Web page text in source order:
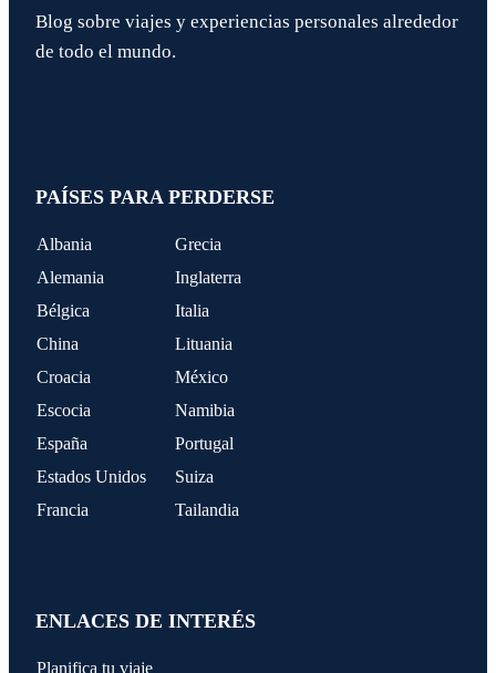
Blog sobre viajes y experiencias personales alrededor
de todo el mundo.
PAÍSES PARA PERDERSE
Albania
Alemania
Bélgica
China
Croacia
Escocia
España
Estados Unidos
Francia
Grecia
Inglaterra
Italia
Lituania
México
Namibia
Portugal
Suiza
Tailandia
ENLACES DE INTERÉS
Planifica tu viaje